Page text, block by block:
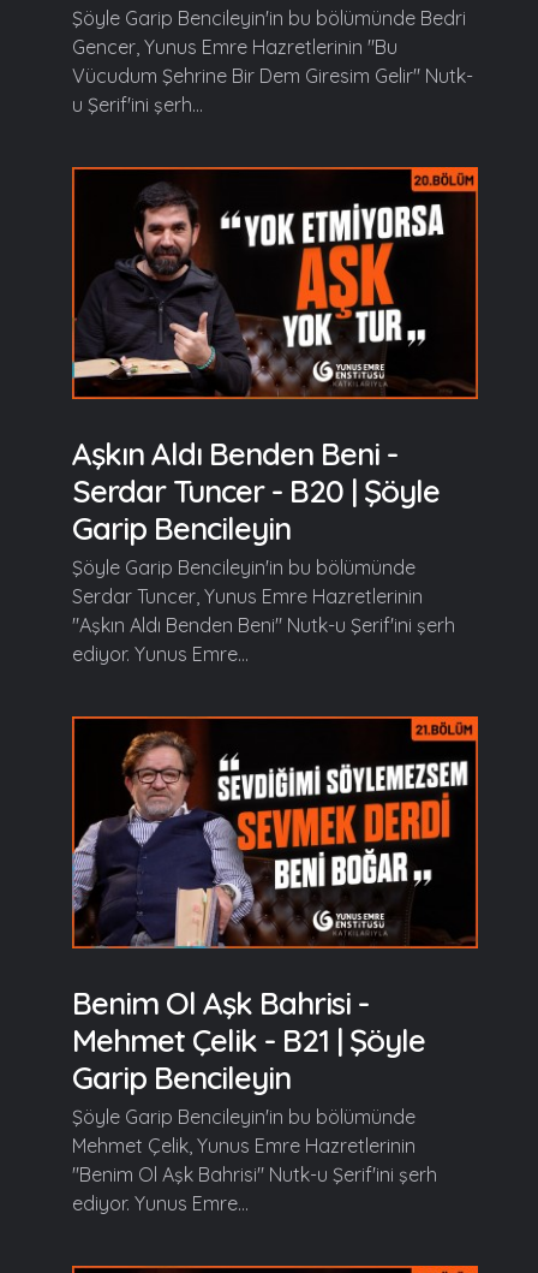
Şöyle Garip Bencileyin'in bu bölümünde Bedri
Gencer, Yunus Emre Hazretlerinin "Bu
Vücudum Şehrine Bir Dem Giresim Gelir" Nutk-
u Şerif'ini şerh...
Aşkın Aldı Benden Beni -
Serdar Tuncer - B20 | Şöyle
Garip Bencileyin
Şöyle Garip Bencileyin'in bu bölümünde
Serdar Tuncer, Yunus Emre Hazretlerinin
"Aşkın Aldı Benden Beni" Nutk-u Şerif'ini şerh
ediyor. Yunus Emre...
Benim Ol Aşk Bahrisi -
Mehmet Çelik - B21 | Şöyle
Garip Bencileyin
Şöyle Garip Bencileyin'in bu bölümünde
Mehmet Çelik, Yunus Emre Hazretlerinin
"Benim Ol Aşk Bahrisi" Nutk-u Şerif'ini şerh
ediyor. Yunus Emre...